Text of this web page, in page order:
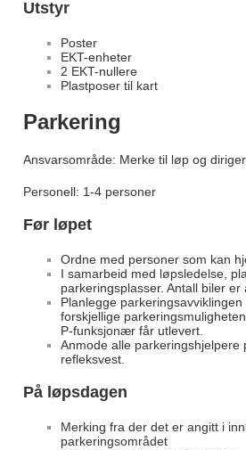
Utstyr
Poster
EKT-enheter
2 EKT-nullere
Plastposer til kart
Parkering
Ansvarsområde: Merke til løp og
Personell: 1-4 personer
Før løpet
Ordne med personer som kan
I samarbeid med løpsledelse,
parkeringsplasser. Antall biler er
Planlegge
forskjellige
P-funksjonær får utlevert.
Anmode alle parkeringshjelpere
refleksvest.
På løpsdagen
Merking fra der det er angitt i
parkeringsområdet